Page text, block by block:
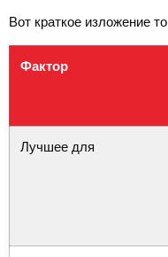
Вот краткое изложение
Фактор
Лучшее для